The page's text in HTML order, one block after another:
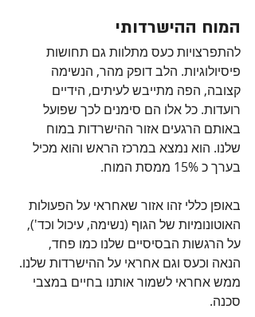
המוח ההישרדותי
להתפרצויות כעס מתלוות גם תחושות
פיסיולוגיות. הלב דופק מהר, הנשימה
קצובה, הפה מתייבש לעיתים, הידיים
רועדות. כל אלו הם סימנים לכך שפועל
באותם הרגעים אזור ההישרדות במוח
שלנו. הוא נמצא במרכז הראש והוא מכיל
בערך כ 15% ממסת המוח.
באופן כללי זהו אזור שאחראי על הפעולות
האוטונומיות של הגוף (נשימה, עיכול וכד'),
על הרגשות הבסיסיים שלנו כמו פחד,
הנאה וכעס וגם אחראי על ההישרדות שלנו.
ממש אחראי לשמור אותנו בחיים במצבי
סכנה.